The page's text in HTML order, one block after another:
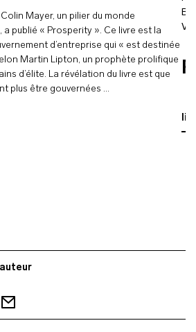
Mayer, un pilier du monde
publié « Prosperity ». Ce livre est la
d’entreprise qui « est destinée
Martin Lipton, un prophète prolifique
d’élite. La révélation du livre est que
plus être gouvernées …